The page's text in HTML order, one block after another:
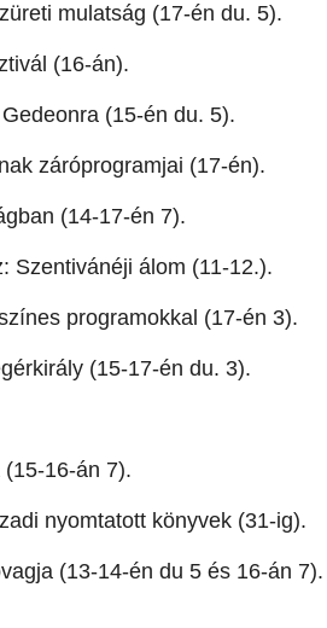
mulatság (17-én du. 5).
(16-án).
(15-én du. 5).
záróprogramjai (17-én).
(14-17-én 7).
Szentivánéji álom (11-12.).
programokkal (17-én 3).
(15-17-én du. 3).
16-án 7).
nyomtatott könyvek (31-ig).
(13-14-én du 5 és 16-án 7).